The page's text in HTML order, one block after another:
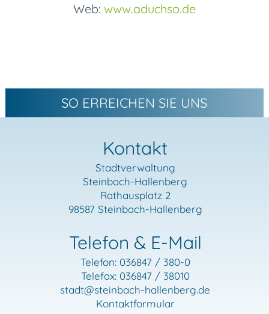
Web: www.aduchso.de
SO ERREICHEN SIE UNS
Kontakt
Stadtverwaltung
Steinbach-Hallenberg
Rathausplatz 2
98587 Steinbach-Hallenberg
Telefon & E-Mail
Telefon: 036847 / 380-0
Telefax: 036847 / 38010
stadt@steinbach-hallenberg.de
Kontaktformular